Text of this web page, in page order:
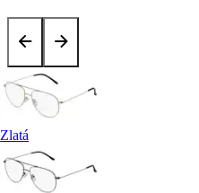
Zlatá